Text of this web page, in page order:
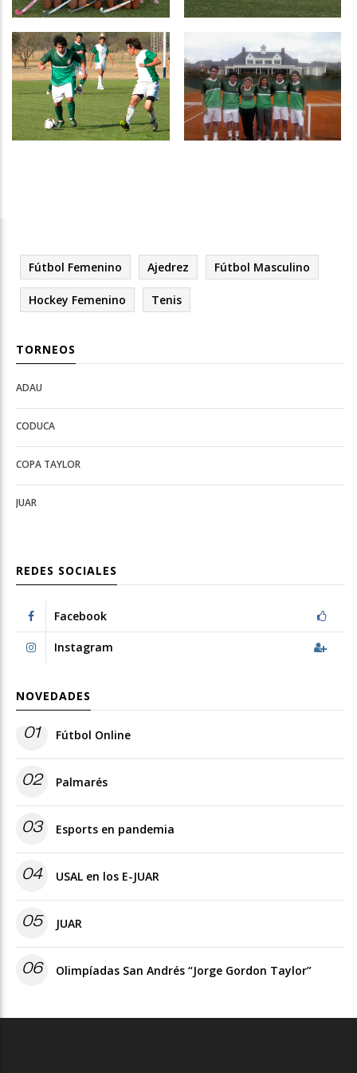
Hockey Fútbol Femenino
Fútbol Masculino Tenis
Fútbol Femenino Ajedrez Fútbol Masculino
Hockey Femenino Tenis
TORNEOS
Open
Deportes
configuration
options
Open
configuration
options
ADAU
CODUCA
COPA TAYLOR
JUAR
REDES SOCIALES
Facebook
Instagram
NOVEDADES
01 Fútbol Online
02 Palmarés
03 Esports en pandemia
04 USAL en los E-JUAR
05 JUAR
06 Olimpíadas San Andrés “Jorge Gordon Taylor”